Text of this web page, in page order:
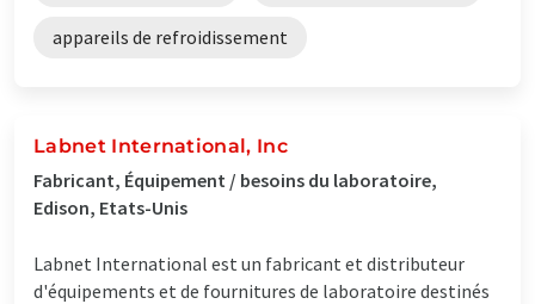
appareils de refroidissement
Labnet International, Inc
Fabricant, Équipement / besoins du laboratoire,
Edison, Etats-Unis
Labnet International est un fabricant et distributeur
d'équipements et de fournitures de laboratoire destinés